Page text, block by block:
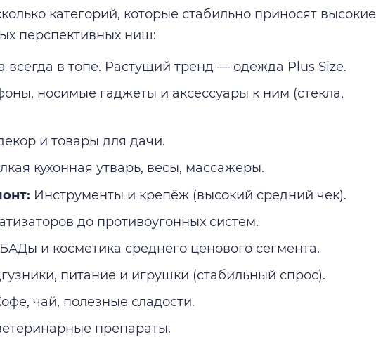
категорий, которые стабильно приносят высокие
перспективных ниш:
всегда в топе. Растущий тренд — одежда Plus Size.
носимые гаджеты и аксессуары к ним (стекла,
и товары для дачи.
кухонная утварь, весы, массажеры.
Инструменты и крепёж (высокий средний чек).
до противоугонных систем.
БАДы и косметика среднего ценового сегмента.
питание и игрушки (стабильный спрос).
чай, полезные сладости.
препараты.